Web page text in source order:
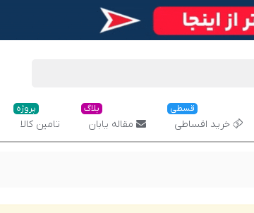
خرید اقساطی
قسطی
مقاله یابان
بلاگ
تامین کالا
پروژه